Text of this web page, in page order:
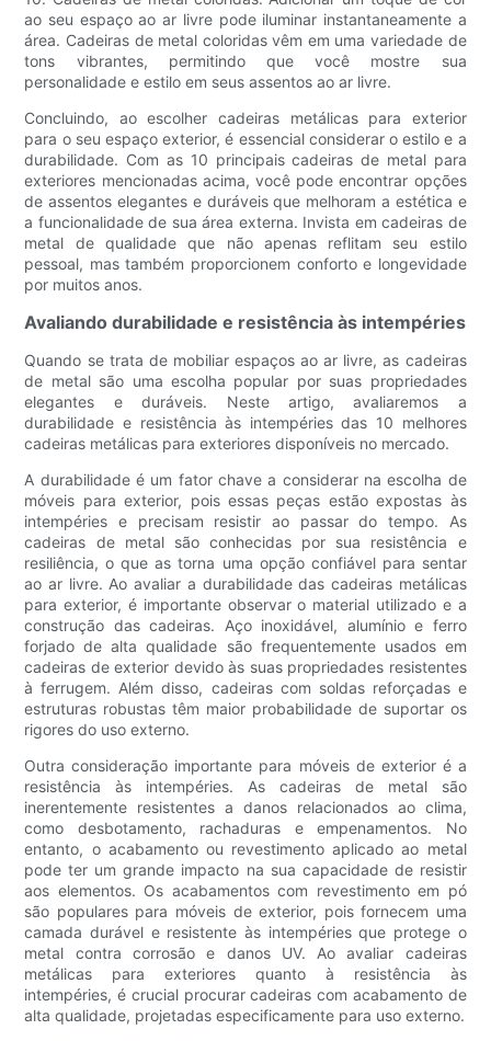
ao seu espaço ao ar livre pode iluminar instantaneamente a
área. Cadeiras de metal coloridas vêm em uma variedade de
tons vibrantes, permitindo que você mostre sua
personalidade e estilo em seus assentos ao ar livre.
Concluindo, ao escolher cadeiras metálicas para exterior
para o seu espaço exterior, é essencial considerar o estilo e a
durabilidade. Com as 10 principais cadeiras de metal para
exteriores mencionadas acima, você pode encontrar opções
de assentos elegantes e duráveis ​​que melhoram a estética e
a funcionalidade de sua área externa. Invista em cadeiras de
metal de qualidade que não apenas reflitam seu estilo
pessoal, mas também proporcionem conforto e longevidade
por muitos anos.
Avaliando durabilidade e resistência às intempéries
Quando se trata de mobiliar espaços ao ar livre, as cadeiras
de metal são uma escolha popular por suas propriedades
elegantes e duráveis. Neste artigo, avaliaremos a
durabilidade e resistência às intempéries das 10 melhores
cadeiras metálicas para exteriores disponíveis no mercado.
A durabilidade é um fator chave a considerar na escolha de
móveis para exterior, pois essas peças estão expostas às
intempéries e precisam resistir ao passar do tempo. As
cadeiras de metal são conhecidas por sua resistência e
resiliência, o que as torna uma opção confiável para sentar
ao ar livre. Ao avaliar a durabilidade das cadeiras metálicas
para exterior, é importante observar o material utilizado e a
construção das cadeiras. Aço inoxidável, alumínio e ferro
forjado de alta qualidade são frequentemente usados ​​​​em
cadeiras de exterior devido às suas propriedades resistentes
à ferrugem. Além disso, cadeiras com soldas reforçadas e
estruturas robustas têm maior probabilidade de suportar os
rigores do uso externo.
Outra consideração importante para móveis de exterior é a
resistência às intempéries. As cadeiras de metal são
inerentemente resistentes a danos relacionados ao clima,
como desbotamento, rachaduras e empenamentos. No
entanto, o acabamento ou revestimento aplicado ao metal
pode ter um grande impacto na sua capacidade de resistir
aos elementos. Os acabamentos com revestimento em pó
são populares para móveis de exterior, pois fornecem uma
camada durável e resistente às intempéries que protege o
metal contra corrosão e danos UV. Ao avaliar cadeiras
metálicas para exteriores quanto à resistência às
intempéries, é crucial procurar cadeiras com acabamento de
alta qualidade, projetadas especificamente para uso externo.